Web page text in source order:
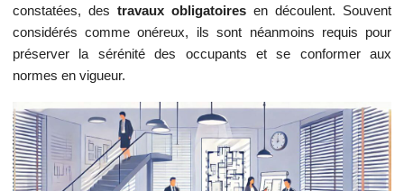
constatées, des travaux obligatoires en découlent. Souvent
considérés comme onéreux, ils sont néanmoins requis pour
préserver la sérénité des occupants et se conformer aux
normes en vigueur.